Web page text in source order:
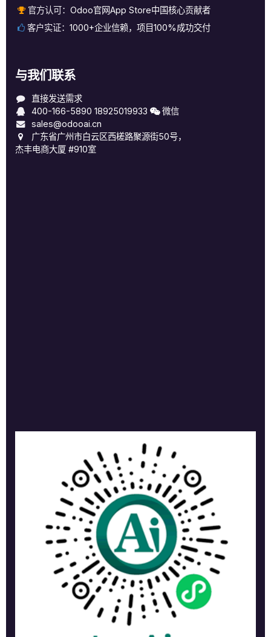
官方认可： Odoo官网App Store中国核心贡献者
客户实证： 1000+企业信赖，项目100%成功交付
与我们联系
直接发送需求
400-166-5890 18925019933
微信
sales@odooai.cn
广东省广州市白云区西槎路聚源街50号，
杰丰电商大厦 #910室